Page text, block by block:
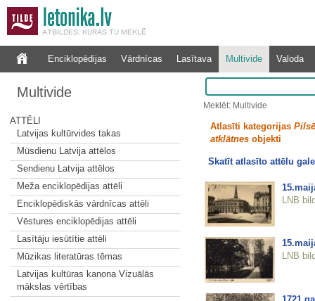
Enciklopēdijas Vārdnīcas Lasītava Multivide Valoda
Multivide
ATTĒLI
Latvijas kultūrvides takas
Mūsdienu Latvija attēlos
Sendienu Latvija attēlos
Meža enciklopēdijas attēli
Enciklopēdiskās vārdnīcas attēli
Vēstures enciklopēdijas attēli
Lasītāju iesūtītie attēli
Mūzikas literatūras tēmas
Latvijas kultūras kanona Vizuālās
mākslas vērtības
Meklēt: Multivide
Atlasīti kategorijas
atklātnesobjekti
Skatīt atlasīto attēlu
LNB
LNB